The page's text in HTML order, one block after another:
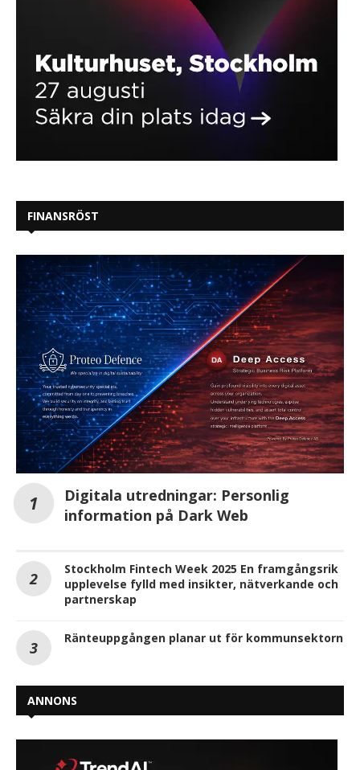
FINANSRÖST
Digitala utredningar: Personlig
information på Dark Web
Stockholm Fintech Week 2025 En framgångsrik
upplevelse fylld med insikter, nätverkande och
partnerskap
Ränteuppgången planar ut för kommunsektorn
ANNONS